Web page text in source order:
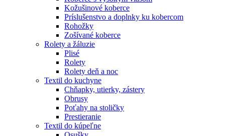
Kožušinové koberce
Príslušenstvo a doplnky ku kobercom
Rohožky
Zošívané koberce
Rolety a žáluzie
Plisé
Rolety
Rolety deň a noc
Textil do kuchyne
Chňapky, utierky, zástery
Obrusy
Poťahy na stoličky
Prestieranie
Textil do kúpeľne